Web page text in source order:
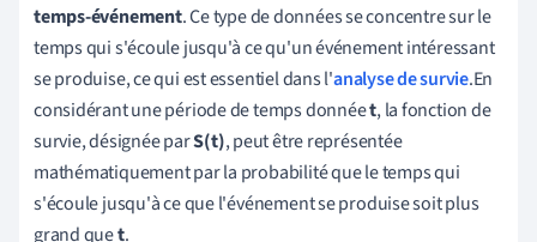
temps-événement. Ce type de données se concentre sur le
temps qui s'écoule jusqu'à ce qu'un événement intéressant
se produise, ce qui est essentiel dans l'analyse de survie.En
considérant une période de temps donnéet, la fonction de
survie, désignée parS(t), peut être représentée
mathématiquement par la probabilité que le temps qui
s'écoule jusqu'à ce que l'événement se produise soit plus
grand quet.